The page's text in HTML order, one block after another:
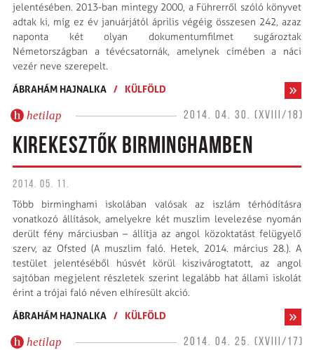
jelentésében. 2013-ban mintegy 2000, a Führerről szóló könyvet
adtak ki, míg ez év januárjától április végéig összesen 242, azaz
naponta két olyan dokumentumfilmet sugároztak
Németországban a tévécsatornák, amelynek címében a náci
vezér neve szerepelt.
ÁBRAHÁM HAJNALKA / KÜLFÖLD
hetilap 2014. 04. 30. (XVIII/18)
KIREKESZTŐK BIRMINGHAMBEN
2014. 05. 11.
Több birminghami iskolában valósak az iszlám térhódításra
vonatkozó állítások, amelyekre két muszlim levelezése nyomán
derült fény márciusban – állítja az angol közoktatást felügyelő
szerv, az Ofsted (A muszlim faló. Hetek, 2014. március 28.). A
testület jelentéséből húsvét körül kiszivárogtatott, az angol
sajtóban megjelent részletek szerint legalább hat állami iskolát
érint a trójai faló néven elhíresült akció.
ÁBRAHÁM HAJNALKA / KÜLFÖLD
hetilap 2014. 04. 25. (XVIII/17)